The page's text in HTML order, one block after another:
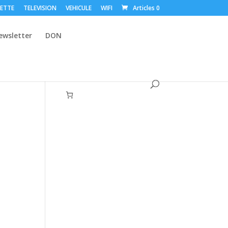
TELEVISION VEHICULE WIFI Articles 0
DON